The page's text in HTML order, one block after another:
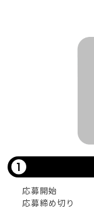
応募開始
応募締め切り